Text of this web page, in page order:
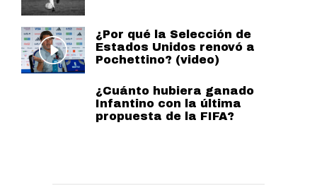
¿Por qué la Selección de
Estados Unidos renovó a
Pochettino? (video)
¿Cuánto hubiera ganado
Infantino con la última
propuesta de la FIFA?